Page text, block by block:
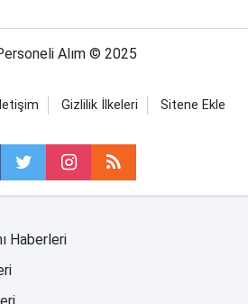
Alım © 2025
İletişim Gizlilik İlkeleri Sitene Ekle
Haberleri